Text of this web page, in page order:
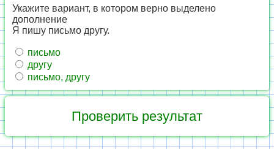
Укажите вариант, в котором верно выделено
дополнение
Я пишу письмо другу.
письмо
другу
письмо, другу